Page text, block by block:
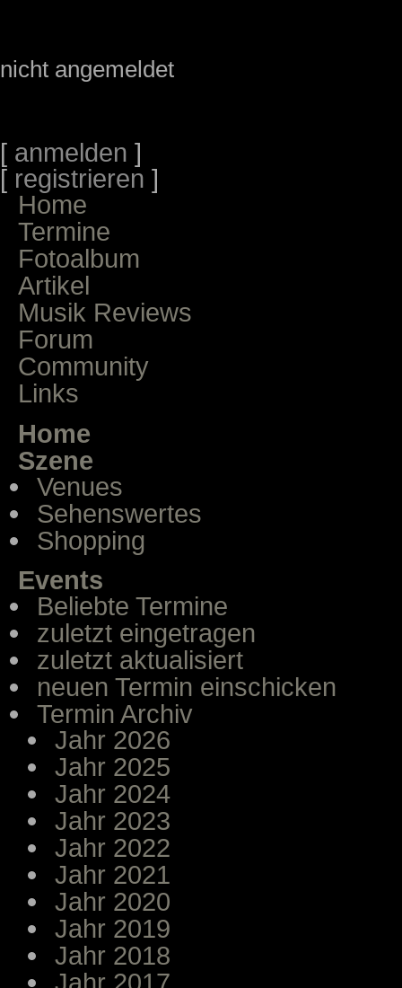
nicht angemeldet
[ anmelden ]
[ registrieren ]
Home
Termine
Fotoalbum
Artikel
Musik Reviews
Forum
Community
Links
Home
Szene
Venues
Sehenswertes
Shopping
Events
Beliebte Termine
zuletzt eingetragen
zuletzt aktualisiert
neuen Termin einschicken
Termin Archiv
Jahr 2026
Jahr 2025
Jahr 2024
Jahr 2023
Jahr 2022
Jahr 2021
Jahr 2020
Jahr 2019
Jahr 2018